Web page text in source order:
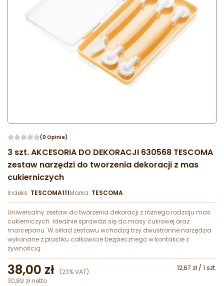
(0 Opinie)
3 szt. AKCESORIA DO DEKORACJI 630568 TESCOMA
zestaw narzędzi do tworzenia dekoracji z mas
cukierniczych
Indeks: TESCOMA111Marka: TESCOMA
Uniwersalny zestaw do tworzenia dekoracji z różnego rodzaju mas
cukierniczych. Idealnie sprawdzi się do masy cukrowej oraz
marcepanu. W skład zestawu wchodzą trzy dwustronne narzędzia
wykonane z plastiku całkowicie bezpiecznego w kontakcie z
żywnością.
38,00 zł (23% VAT)
12,67 zł / 1 szt.
30,89 zł netto